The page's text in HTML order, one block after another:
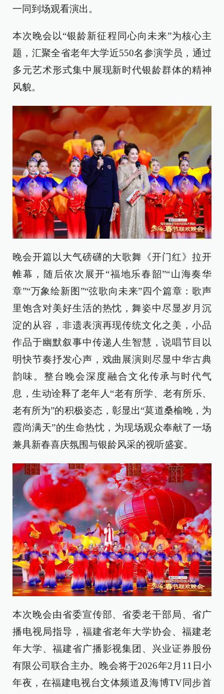
一同到场观看演出。
本次晚会以“银龄新征程同心向未来”为核心主
题，汇聚全省老年大学近550名参演学员，通过
多元艺术形式集中展现新时代银龄群体的精神
风貌。
晚会开篇以大气磅礴的大歌舞《开门红》拉开
帷幕，随后依次展开“福地乐春韶”“山海奏华
章”“万象绘新图”“弦歌向未来”四个篇章：歌声
里饱含对美好生活的热忱，舞姿中尽显岁月沉
淀的从容，非遗表演再现传统文化之美，小品
作品于幽默叙事中传递人生智慧，说唱节目以
明快节奏抒发心声，戏曲展演则尽显中华古典
韵味。整台晚会深度融合文化传承与时代气
息，生动诠释了老年人“老有所学、老有所乐、
老有所为”的积极姿态，彰显出“莫道桑榆晚，为
霞尚满天”的生命热忱，为现场观众奉献了一场
兼具新春喜庆氛围与银龄风采的视听盛宴。
本次晚会由省委宣传部、省委老干部局、省广
播电视局指导，福建省老年大学协会、福建老
年大学、福建省广播影视集团、兴业证券股份
有限公司联合主办。晚会将于2026年2月11日小
年夜，在福建电视台文体频道及海博TV同步首